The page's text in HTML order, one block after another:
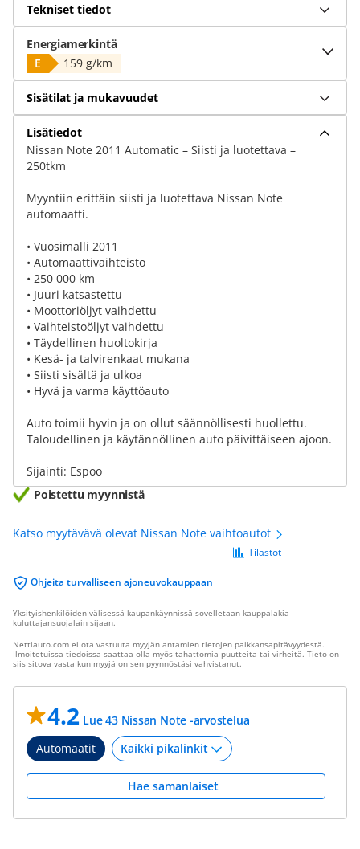
Tekniset tiedot
Energiamerkintä
E
159 g/km
Sisätilat ja mukavuudet
Lisätiedot
Nissan Note 2011 Automatic – Siisti ja luotettava –
250tkm
Myyntiin erittäin siisti ja luotettava Nissan Note
automaatti.
• Vuosimalli 2011
• Automaattivaihteisto
• 250 000 km
• Juuri katsastettu
• Moottoriöljyt vaihdettu
• Vaihteistoöljyt vaihdettu
• Täydellinen huoltokirja
• Kesä- ja talvirenkaat mukana
• Siisti sisältä ja ulkoa
• Hyvä ja varma käyttöauto
Auto toimii hyvin ja on ollut säännöllisesti huollettu.
Taloudellinen ja käytännöllinen auto päivittäiseen ajoon.
Sijainti: Espoo
Poistettu myynnistä
Katso myytävävä olevat Nissan Note vaihtoautot
Ohjeita turvalliseen ajoneuvokauppaan
Tilastot
Yksityishenkilöiden välisessä kaupankäynnissä sovelletaan kauppalakia
kuluttajansuojalain sijaan.
Nettiauto.com ei ota vastuuta myyjän antamien tietojen paikkansapitävyydestä.
Ilmoitetuissa tiedoissa saattaa olla myös tahattomia puutteita tai virheitä. Tieto on
siis sitova vasta kun myyjä on sen pyynnöstäsi vahvistanut.
4.2 Lue 43 Nissan Note -arvostelua
Automaatit
Hae samanlaiset